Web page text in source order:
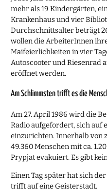
mehr als 19 Kindergärten,
Krankenhaus und vier
Durchschnittsalter beträgt
wollen die ArbeiterInnen
Maifeierlichkeiten in vier
Autoscooter und Riesenrad
eröffnet werden.
Am Schlimmsten trifft es die
Am 27. April 1986 wird die
Radio aufgefordert, sich auf
einzurichten. Innerhalb von
49.360 Menschen mit ca.
Prypjat evakuiert. Es gibt
Einen Tag später hat sich
trifft auf eine Geisterstadt.